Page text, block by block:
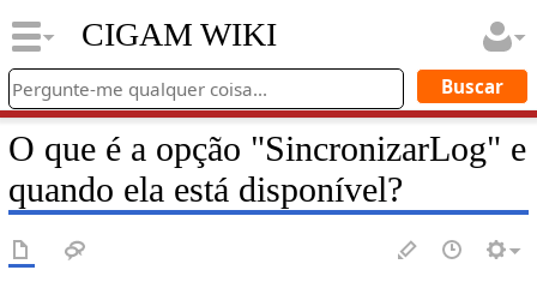
CIGAM WIKI
O que é a opção "SincronizarLog" e
quando ela está disponível?